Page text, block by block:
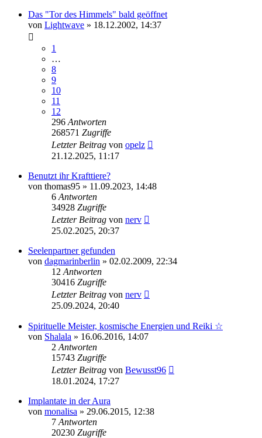
Das "Tor des Himmels" bald geöffnet
von Lightwave » 18.12.2002, 14:37
1
…
8
9
10
11
12
296 Antworten
268571 Zugriffe
Letzter Beitrag von opelz
21.12.2025, 11:17
Benutzt ihr Krafttiere?
von thomas95 » 11.09.2023, 14:48
6 Antworten
34928 Zugriffe
Letzter Beitrag von nerv
25.02.2025, 20:37
Seelenpartner gefunden
von dagmarinberlin » 02.02.2009, 22:34
12 Antworten
30416 Zugriffe
Letzter Beitrag von nerv
25.09.2024, 20:40
Spirituelle Meister, kosmische Energien und Reiki ☆
von Shalala » 16.06.2016, 14:07
2 Antworten
15743 Zugriffe
Letzter Beitrag von Bewusst96
18.01.2024, 17:27
Implantate in der Aura
von monalisa » 29.06.2015, 12:38
7 Antworten
20230 Zugriffe